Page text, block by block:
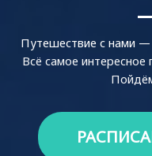
Путешествие с нами —
Всё самое интересное